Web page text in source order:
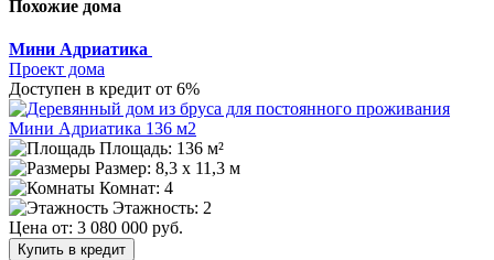
Похожие дома
Мини Адриатика
Проект дома
Доступен в кредит от 6%
Площадь: 136 м²
Размер: 8,3 x 11,3 м
Комнат: 4
Этажность: 2
Цена от: 3 080 000 руб.
Купить в кредит